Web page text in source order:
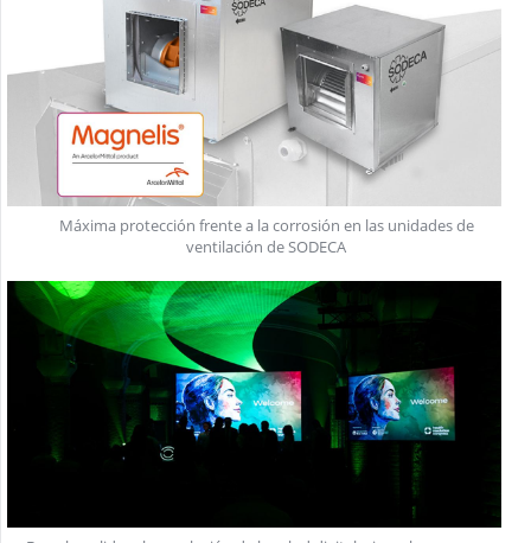
Máxima protección frente a la corrosión en las unidades de
ventilación de SODECA